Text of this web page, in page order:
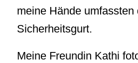
meine Hände umfassten
Sicherheitsgurt.
Meine Freundin Kathi